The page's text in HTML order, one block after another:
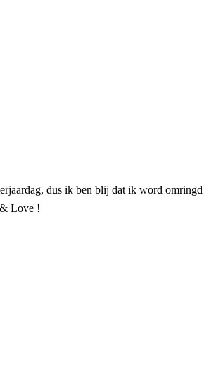
dus ik ben blij dat ik word omringd
Love !